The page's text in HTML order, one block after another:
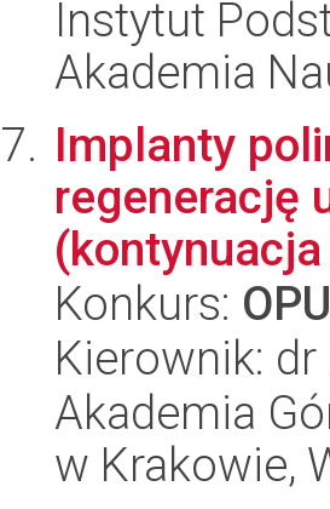
Instytut
Akademia
Implanty
regenerację
Konkurs:
Kierownik:
Akademia
w Krakowie,